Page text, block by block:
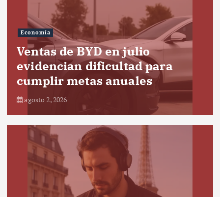
Economía
Ventas de BYD en julio
evidencian dificultad para
cumplir metas anuales
agosto 2, 2026